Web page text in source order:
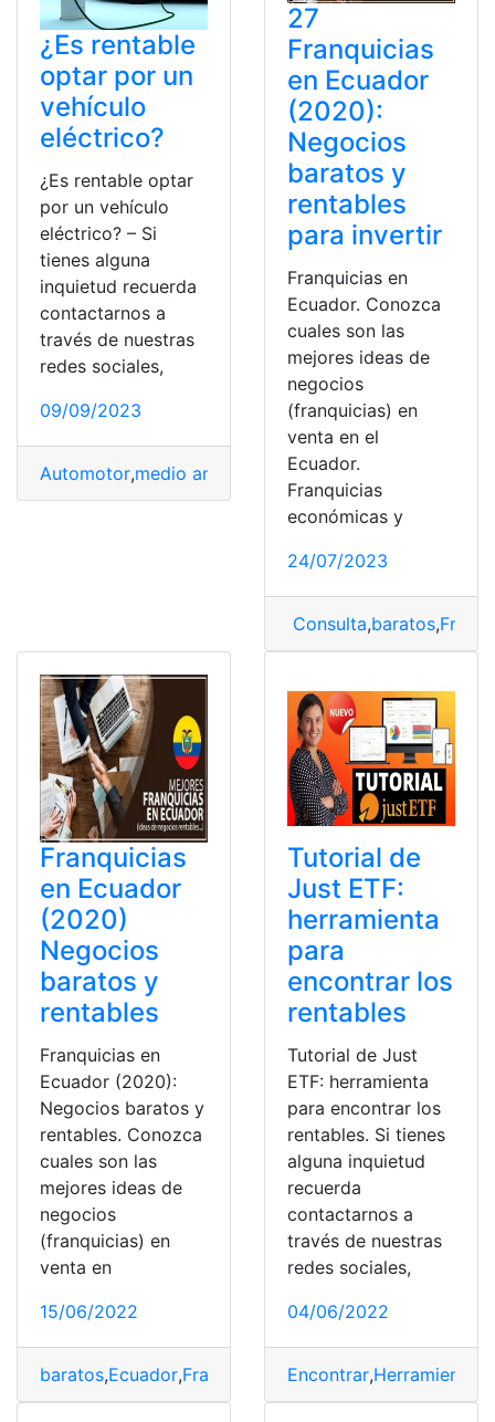
¿Es rentable
optar por un
vehículo
eléctrico?
¿Es rentable optar
por un vehículo
eléctrico? – Si
tienes alguna
inquietud recuerda
contactarnos a
través de nuestras
redes sociales,
09/09/2023
Automotor,medio ambiente optar,Rentables
27
Franquicias
en Ecuador
(2020):
Negocios
baratos y
rentables
para invertir
Franquicias en
Ecuador. Conozca
cuales son las
mejores ideas de
negocios
(franquicias) en
venta en el
Ecuador.
Franquicias
económicas y
24/07/2023
Consulta,baratos,
Franquicias
en Ecuador
(2020)
Negocios
baratos y
rentables
Franquicias en
Ecuador (2020):
Negocios baratos y
rentables. Conozca
cuales son las
mejores ideas de
negocios
(franquicias) en
venta en
15/06/2022
baratos,Ecuador,Franquicias Negocios,Rentables
Tutorial de
Just ETF:
herramienta
para
encontrar los
rentables
Tutorial de Just
ETF: herramienta
para encontrar los
rentables. Si tienes
alguna inquietud
recuerda
contactarnos a
través de nuestras
redes sociales,
04/06/2022
Encontrar,Herramienta